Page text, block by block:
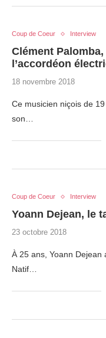
Coup de Coeur Interview
Clément
l’accordéon
18 novembre 2018
Ce musicien niçois de
son…
Coup de Coeur Interview
Yoann Dejean, le
23 octobre 2018
À 25 ans, Yoann Dejean
Natif…